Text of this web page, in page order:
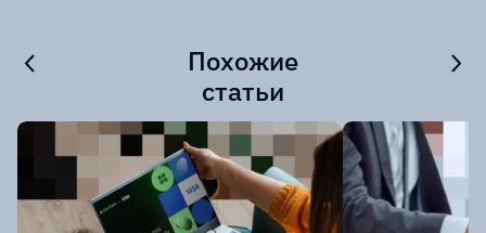
Похожие
статьи